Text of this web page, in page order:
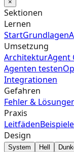
×
Sektionen
Lernen
StartGrundlagen
Umsetzung
ArchitekturAgent
Agenten testen
Integrationen
Gefahren
Fehler &
Praxis
LeitfädenBeispiele
Design
System Hell